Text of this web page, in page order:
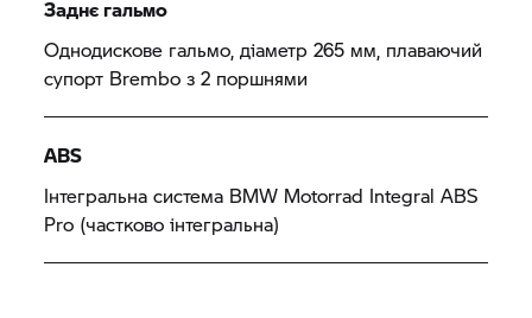
Заднє гальмо
Однодискове гальмо, діаметр 265 мм, плаваючий
супорт Brembo з 2 поршнями
ABS
Інтегральна система BMW Motorrad Integral ABS
Pro (частково інтегральна)